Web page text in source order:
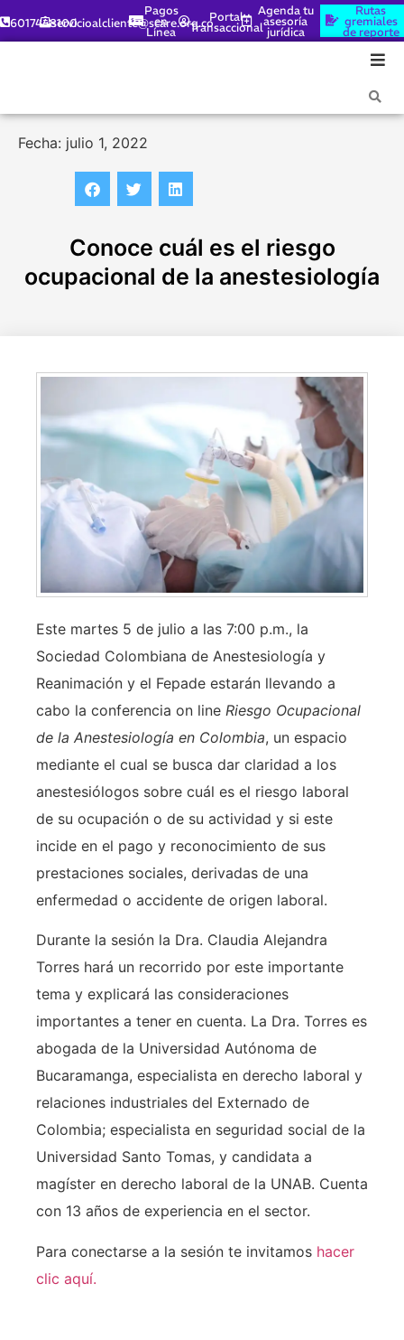
6017448100servicioalcliente@scare.org.co
Pagos
en
Línea
Portal
Transaccional
Agenda tu
asesoría
jurídica
Rutas
gremiales
de reporte
Fecha: julio 1, 2022
Conoce cuál es el riesgo
ocupacional de la anestesiología
Este martes 5 de julio a las 7:00 p.m., la
Sociedad Colombiana de Anestesiología y
Reanimación y el Fepade estarán llevando a
cabo la conferencia on line Riesgo Ocupacional
de la Anestesiología en Colombia, un espacio
mediante el cual se busca dar claridad a los
anestesiólogos sobre cuál es el riesgo laboral
de su ocupación o de su actividad y si este
incide en el pago y reconocimiento de sus
prestaciones sociales, derivadas de una
enfermedad o accidente de origen laboral.
Durante la sesión la Dra. Claudia Alejandra
Torres hará un recorrido por este importante
tema y explicará las consideraciones
importantes a tener en cuenta. La Dra. Torres es
abogada de la Universidad Autónoma de
Bucaramanga, especialista en derecho laboral y
relaciones industriales del Externado de
Colombia; especialista en seguridad social de la
Universidad Santo Tomas, y candidata a
magíster en derecho laboral de la UNAB. Cuenta
con 13 años de experiencia en el sector.
Para conectarse a la sesión te invitamos hacer
clic aquí.